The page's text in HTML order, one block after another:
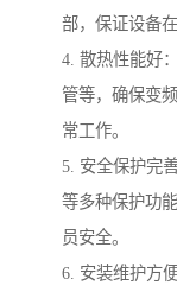
部，保证设备
4. 散热性能好
管等，确保变
常工作。
5. 安全保护完
等多种保护功
员安全。
6. 安装维护方